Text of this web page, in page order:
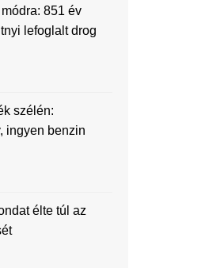
851 év
lefoglalt drog
szélén:
ingyen benzin
élte túl az